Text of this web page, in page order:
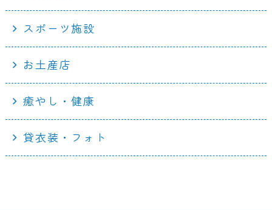
スポーツ施設
お土産店
癒やし・健康
貸衣装・フォト